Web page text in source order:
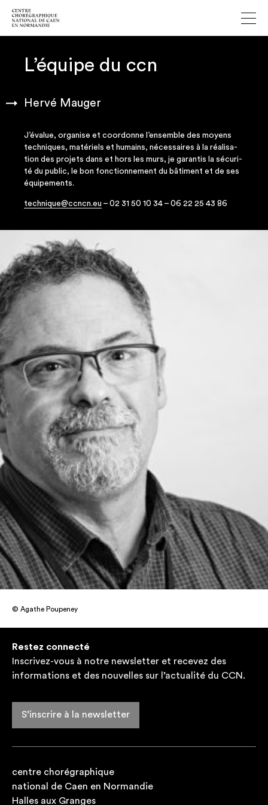
L’équipe du ccn
Hervé Mauger
J’é­va­lue, orga­nise et coor­donne l’ensemble des moyens
tech­niques, maté­riels et humains, néces­saires à la réa­li­sa­
tion des pro­jets dans et hors les murs, je garan­tis la sécu­ri­
té du public, le bon fonc­tion­ne­ment du bâti­ment et de ses
équipements.
technique@ccncn.eu – 02 31 50 10 34 – 06 22 25 43 86
© Agathe Poupeney
Restez connecté
Inscrivez-vous à notre newsletter et recevez des
informations et des nouvelles sur l’actualité du CCN.
S’inscrire à la newsletter
centre chorégraphique
national de Caen en Normandie
Halles aux Granges